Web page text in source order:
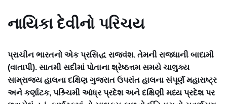
નાયિકા દેવીનો પરિચય
પ્રાચીન ભારતનો એક પ્રસિદ્ધ રાજવંશ. તેમની રાજધાની બાદામી
(વાતાપી). સાતમી સદીમાં પોતાના શ્રેષ્ઠત્તમ સમયે ચાલુક્ય
સામ્રાજ્ય હાલના દક્ષિણ ગુજરાત ઉપરાંત હાલના સંપૂર્ણ મહારાષ્ટ્ર
અને કર્ણાટક, પશ્ર્ચિમી આંધ્ર પ્રદેશ અને દક્ષિણી મધ્ય પ્રદેશ પર